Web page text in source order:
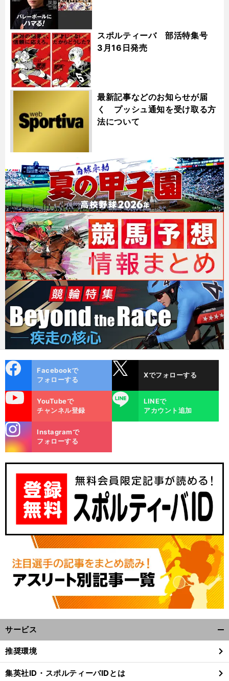
スポルティーバ 部活特集号
3月16日発売
最新記事などのお知らせが届
く プッシュ通知を受け取る方
法について
ok
Facebookで
フォローする
Xでフォローする
YouTubeで
チャンネル登録
LINE
LINEで
アカウント追加
m
Instagramで
フォローする
サービス
閉
る
推奨環境
集英社ID・スポルティーバIDとは